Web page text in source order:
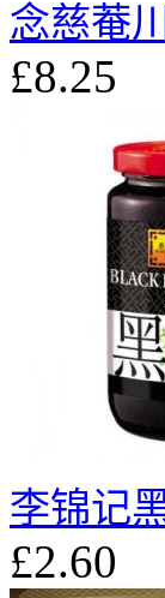
念慈菴
£8.25
李锦记
£2.60